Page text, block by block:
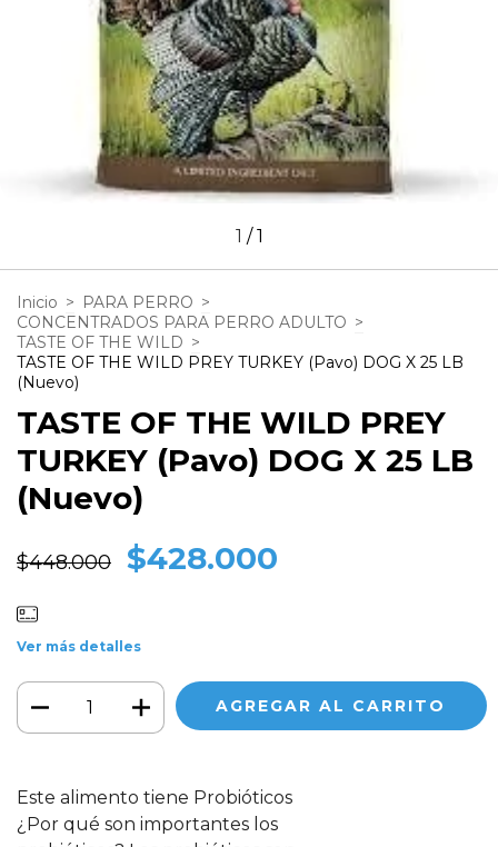
1 /1
Inicio > PARA PERRO >
CONCENTRADOS PARA PERRO ADULTO >
TASTE OF THE WILD >
TASTE OF THE WILD PREY TURKEY (Pavo) DOG X 25 LB
(Nuevo)
TASTE OF THE WILD PREY
TURKEY (Pavo) DOG X 25 LB
(Nuevo)
$448.000 $428.000
Ver más detalles
Este alimento tiene Probióticos
¿Por qué son importantes los